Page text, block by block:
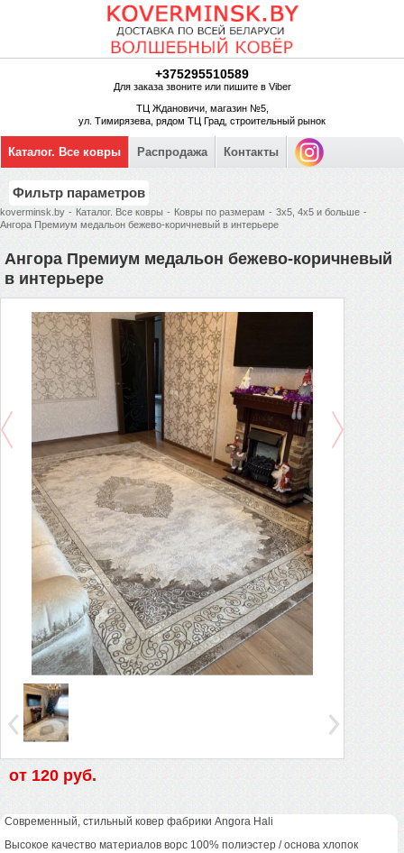
+375295510589
Для заказа звоните или пишите в Viber
ТЦ Ждановичи, магазин №5,
ул. Тимирязева, рядом ТЦ Град, строительный рынок
Каталог. Все ковры Распродажа Контакты
Фильтр параметров
koverminsk.by - Каталог. Все ковры - Ковры по размерам - 3х5, 4х5 и больше -
Ангора Премиум медальон бежево-коричневый в интерьере
Ангора Премиум медальон бежево-коричневый
в интерьере
от 120 руб.
Современный, стильный ковер фабрики Angora Hali
Высокое качество материалов ворс 100% полиэстер / основа хлопок